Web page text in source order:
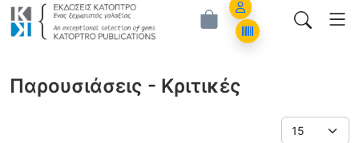
Account
Orders
Παρουσιάσεις - Κριτικές
Εμφάνιση #